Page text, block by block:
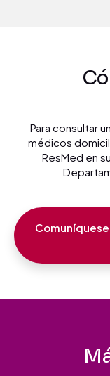
Para consultar
médicos
ResMed en